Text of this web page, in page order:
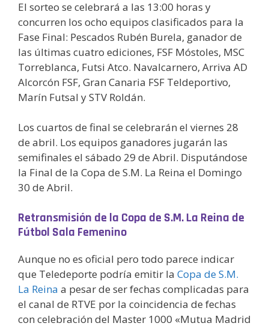
El sorteo se celebrará a las 13:00 horas y
concurren los ocho equipos clasificados para la
Fase Final: Pescados Rubén Burela, ganador de
las últimas cuatro ediciones, FSF Móstoles, MSC
Torreblanca, Futsi Atco. Navalcarnero, Arriva AD
Alcorcón FSF, Gran Canaria FSF Teldeportivo,
Marín Futsal y STV Roldán.
Los cuartos de final se celebrarán el viernes 28
de abril. Los equipos ganadores jugarán las
semifinales el sábado 29 de Abril. Disputándose
la Final de la Copa de S.M. La Reina el Domingo
30 de Abril.
Retransmisión de la Copa de S.M. La Reina de
Fútbol Sala Femenino
Aunque no es oficial pero todo parece indicar
que Teledeporte podría emitir la Copa de S.M.
La Reina a pesar de ser fechas complicadas para
el canal de RTVE por la coincidencia de fechas
con celebración del Master 1000 «Mutua Madrid